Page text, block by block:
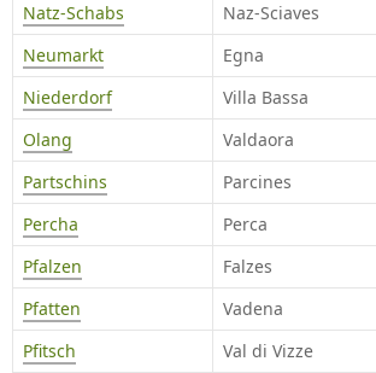
Natz-Schabs
Naz-Sciaves
Neumarkt
Egna
Niederdorf
Villa Bassa
Olang
Valdaora
Partschins
Parcines
Percha
Perca
Pfalzen
Falzes
Pfatten
Vadena
Pfitsch
Val di Vizze